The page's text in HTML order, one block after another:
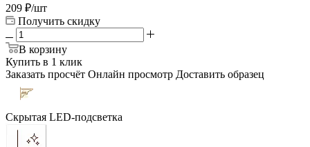
209 ₽/шт
Получить скидку
В корзину
Купить в 1 клик
Заказать просчёт Онлайн просмотр Доставить образец
Скрытая LED-подсветка